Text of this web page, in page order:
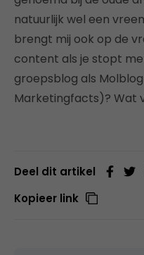
natuurlijk wel een
brengt mij ook op de
content als je stopt
groepsblog als
Marketingfacts)? Wat
Deel dit artikel
Kopieer link